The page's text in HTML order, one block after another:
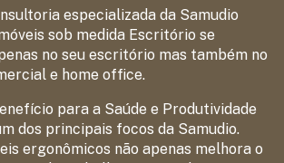
especializada da Samudio
sob medida Escritório se
no seu escritório mas também no
e home office.
para a Saúde e Produtividade
dos principais focos da Samudio.
ergonômicos não apenas melhora o